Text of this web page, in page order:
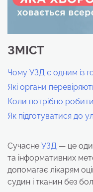
ЗМІСТ
Чому УЗД є одним із
Які органи
Коли потрібно
Як підготуватися до
Сучасне УЗД — це
та інформативних
допомагає лікарям
судин і тканин без